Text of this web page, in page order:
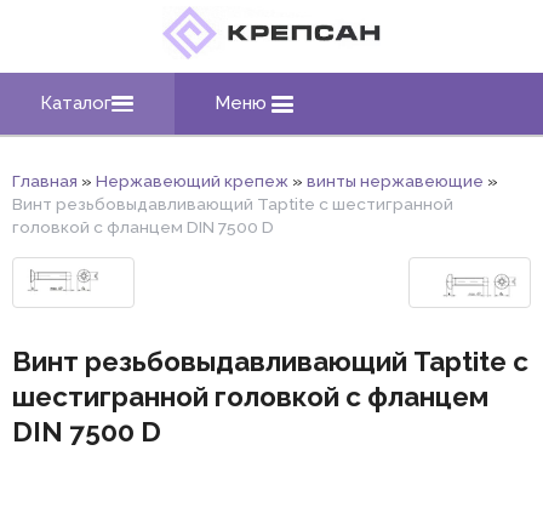
Каталог Меню
Главная » Нержавеющий крепеж » винты нержавеющие »
Винт резьбовыдавливающий Taptite с шестигранной
головкой с фланцем DIN 7500 D
Винт резьбовыдавливающий Taptite с
шестигранной головкой с фланцем
DIN 7500 D